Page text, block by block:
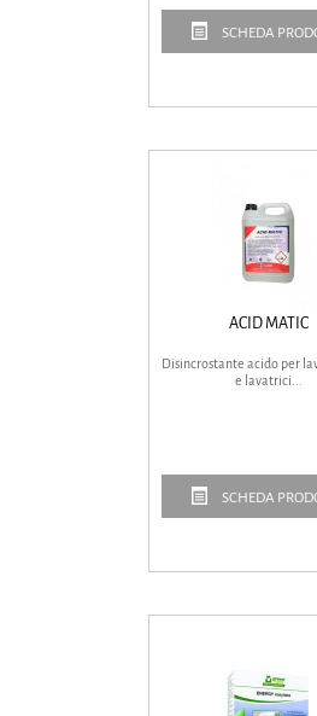
SCHEDA
ACID MATIC
Disincrostante acido per
e lavatrici...
SCHEDA